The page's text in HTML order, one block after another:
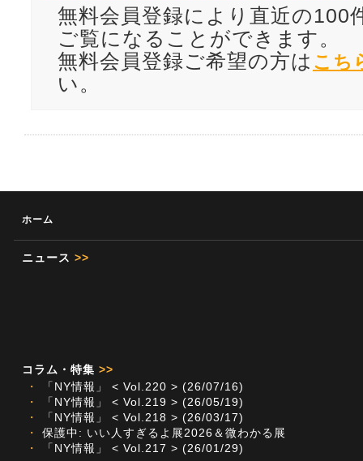
無料会員登録により直近の100
ご覧になることができます。
無料会員登録ご希望の方は こち
い。
ホーム
ニュース >>
コラム・特集 >>
・
「NY情報」 < Vol.220 > (26/07/16)
・
「NY情報」 < Vol.219 > (26/05/19)
・
「NY情報」 < Vol.218 > (26/03/17)
・
保護中: いい人すぎるよ展2026＆微わかる展
・
「NY情報」 < Vol.217 > (26/01/29)